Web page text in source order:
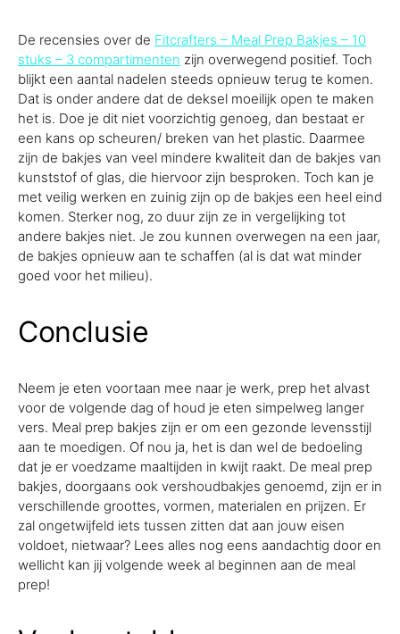
De recensies over de Fitcrafters – Meal Prep Bakjes – 10
stuks – 3 compartimenten zijn overwegend positief. Toch
blijkt een aantal nadelen steeds opnieuw terug te komen.
Dat is onder andere dat de deksel moeilijk open te maken
het is. Doe je dit niet voorzichtig genoeg, dan bestaat er
een kans op scheuren/ breken van het plastic. Daarmee
zijn de bakjes van veel mindere kwaliteit dan de bakjes van
kunststof of glas, die hiervoor zijn besproken. Toch kan je
met veilig werken en zuinig zijn op de bakjes een heel eind
komen. Sterker nog, zo duur zijn ze in vergelijking tot
andere bakjes niet. Je zou kunnen overwegen na een jaar,
de bakjes opnieuw aan te schaffen (al is dat wat minder
goed voor het milieu).
Conclusie
Neem je eten voortaan mee naar je werk, prep het alvast
voor de volgende dag of houd je eten simpelweg langer
vers. Meal prep bakjes zijn er om een gezonde levensstijl
aan te moedigen. Of nou ja, het is dan wel de bedoeling
dat je er voedzame maaltijden in kwijt raakt. De meal prep
bakjes, doorgaans ook vershoudbakjes genoemd, zijn er in
verschillende groottes, vormen, materialen en prijzen. Er
zal ongetwijfeld iets tussen zitten dat aan jouw eisen
voldoet, nietwaar? Lees alles nog eens aandachtig door en
wellicht kan jij volgende week al beginnen aan de meal
prep!